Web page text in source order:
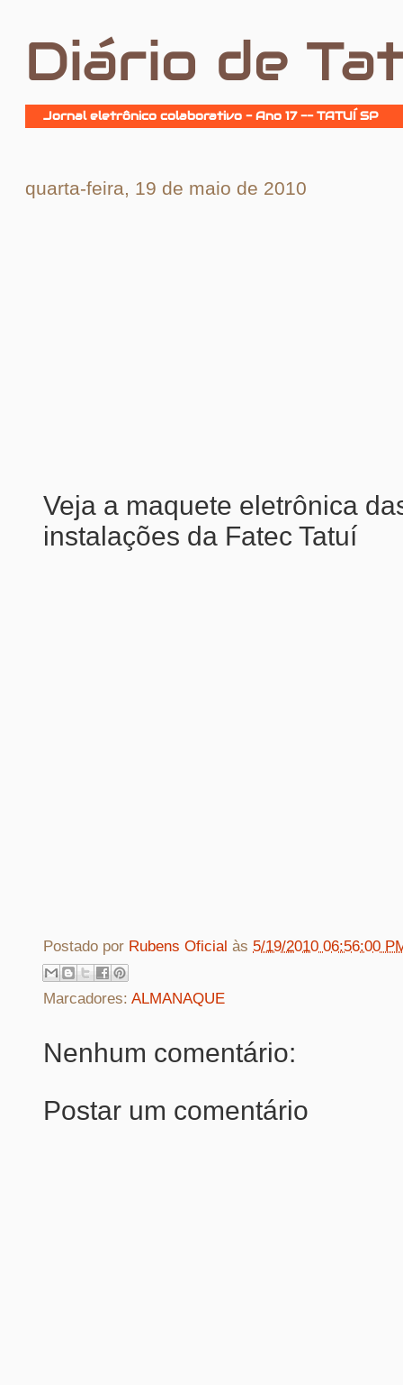
Diário de
Jornal eletrônico colaborativo - Ano 17 -- TATUÍ SP
quarta-feira, 19 de maio de 2010
Veja a maquete eletrônica
instalações da Fatec Tatuí
Postado por Rubens Oficial às 5/19/2010 06:56:00
Marcadores: ALMANAQUE
Nenhum comentário:
Postar um comentário